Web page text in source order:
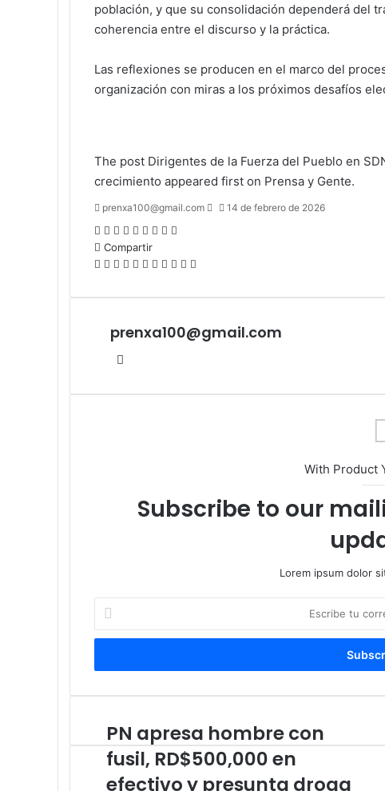
población, y que su consolidación dependerá del
coherencia entre el discurso y la práctica.
Las reflexiones se producen en el marco del
organización con miras a los próximos desafíos
The post Dirigentes de la Fuerza del Pueblo en
crecimiento appeared first on Prensa y Gente.
prenxa100@gmail.com
Send14 de febrero de 2026
Facebook
X LinkedIn
Tumblr
Pinterest
Reddit
VKontakte
Odnoklassniki
Compartir
Facebook
X LinkedIn
Tumblr
Pinterest
Reddit
VKontakte
Odnoklassniki
Pocket
Compartir
correo
prenxa100@gmail.com
With Product
Subscribe to our
Lorem ipsum dolor
correo
PN
apresa
hombre
con
PN apresa hombre con
fusil, RD$500,000 en
efectivo y presunta droga